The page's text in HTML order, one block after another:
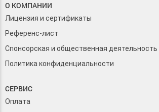
О КОМПАНИИ
Лицензия и сертификаты
Референс-лист
Спонсорская и общественная деятельность
Политика конфиденциальности
СЕРВИС
Оплата